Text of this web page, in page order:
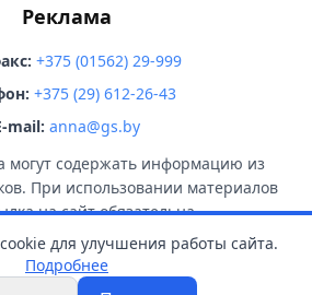
Реклама
+375 (01562) 29-999
+375 (29) 612-26-43
mail: anna@gs.by
могут содержать информацию из
При использовании материалов
на сайт обязательна.
для улучшения работы сайта.
Подробнее